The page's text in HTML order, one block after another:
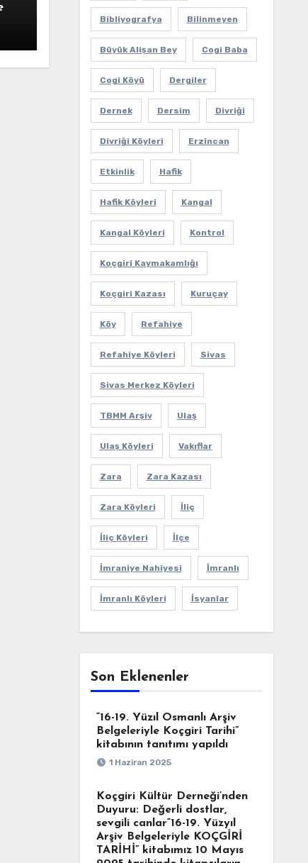
Bibliyografya Bilinmeyen
Büyük Alişan Bey Cogi Baba
Cogi Köyü Dergiler
Dernek Dersim Divriği
Divriği Köyleri Erzincan
Etkinlik Hafik
Hafik Köyleri Kangal
Kangal Köyleri Kontrol
Koçgiri Kaymakamlığı
Koçgiri Kazası Kuruçay
Köy Refahiye
Refahiye Köyleri Sivas
Sivas Merkez Köyleri
TBMM Arşiv Ulaş
Ulaş Köyleri Vakıflar
Zara Zara Kazası
Zara Köyleri İliç
İliç Köyleri İlçe
İmraniye Nahiyesi İmranlı
İmranlı Köyleri İsyanlar
Son Eklenenler
“16-19. Yüzıl Osmanlı Arşiv
Belgeleriyle Koçgiri Tarihi”
kitabının tanıtımı yapıldı
1 Haziran 2025
Koçgiri Kültür Derneği’nden
Duyuru: Değerli dostlar,
sevgili canlar“16-19. Yüzyıl
Arşiv Belgeleriyle KOÇGİRİ
TARİHİ” kitabımız 10 Mayıs